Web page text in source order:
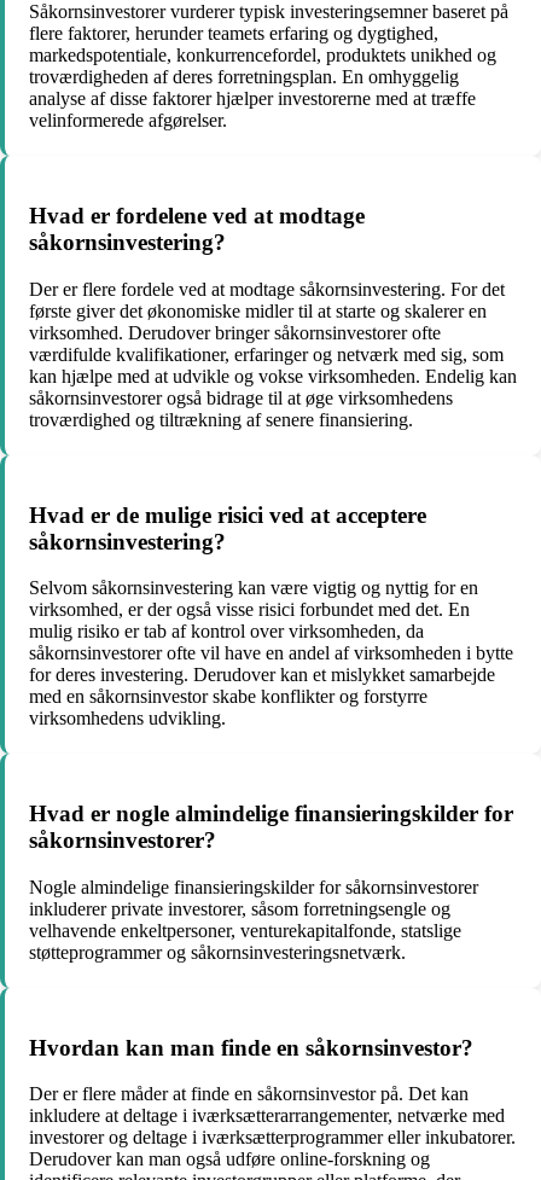
Såkornsinvestorer vurderer typisk investeringsemner baseret på
flere faktorer, herunder teamets erfaring og dygtighed,
markedspotentiale, konkurrencefordel, produktets unikhed og
troværdigheden af ​​deres forretningsplan. En omhyggelig
analyse af disse faktorer hjælper investorerne med at træffe
velinformerede afgørelser.
Hvad er fordelene ved at modtage
såkornsinvestering?
Der er flere fordele ved at modtage såkornsinvestering. For det
første giver det økonomiske midler til at starte og skalerer en
virksomhed. Derudover bringer såkornsinvestorer ofte
værdifulde kvalifikationer, erfaringer og netværk med sig, som
kan hjælpe med at udvikle og vokse virksomheden. Endelig kan
såkornsinvestorer også bidrage til at øge virksomhedens
troværdighed og tiltrækning af senere finansiering.
Hvad er de mulige risici ved at acceptere
såkornsinvestering?
Selvom såkornsinvestering kan være vigtig og nyttig for en
virksomhed, er der også visse risici forbundet med det. En
mulig risiko er tab af kontrol over virksomheden, da
såkornsinvestorer ofte vil have en andel af virksomheden i bytte
for deres investering. Derudover kan et mislykket samarbejde
med en såkornsinvestor skabe konflikter og forstyrre
virksomhedens udvikling.
Hvad er nogle almindelige finansieringskilder for
såkornsinvestorer?
Nogle almindelige finansieringskilder for såkornsinvestorer
inkluderer private investorer, såsom forretningsengle og
velhavende enkeltpersoner, venturekapitalfonde, statslige
støtteprogrammer og såkornsinvesteringsnetværk.
Hvordan kan man finde en såkornsinvestor?
Der er flere måder at finde en såkornsinvestor på. Det kan
inkludere at deltage i iværksætterarrangementer, netværke med
investorer og deltage i iværksætterprogrammer eller inkubatorer.
Derudover kan man også udføre online-forskning og